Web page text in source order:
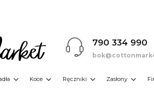
790 334 990
Koce Ręczniki Zasłony